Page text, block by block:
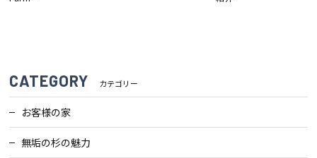
CATEGORY カテゴリー
お客様の家
無垢の杉の魅力